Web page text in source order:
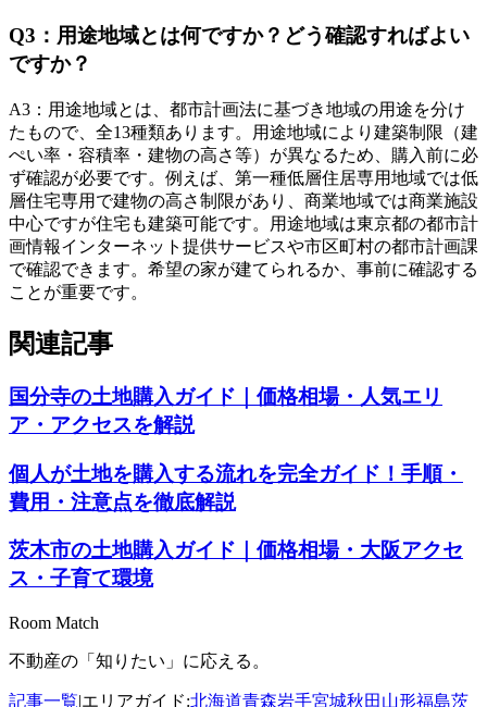
Q3 ： 用途地域とは何ですか？どう確認すればよい
ですか？
A3 ： 用途地域とは、都市計画法に基づき地域の用途を分け
たもので、全13種類あります。用途地域により建築制限（建
ぺい率・容積率・建物の高さ等）が異なるため、購入前に必
ず確認が必要です。例えば、第一種低層住居専用地域では低
層住宅専用で建物の高さ制限があり、商業地域では商業施設
中心ですが住宅も建築可能です。用途地域は東京都の都市計
画情報インターネット提供サービスや市区町村の都市計画課
で確認できます。希望の家が建てられるか、事前に確認する
ことが重要です。
関連記事
国分寺の土地購入ガイド｜価格相場・人気エリ
ア・アクセスを解説
個人が土地を購入する流れを完全ガイド！手順・
費用・注意点を徹底解説
茨木市の土地購入ガイド｜価格相場・大阪アクセ
ス・子育て環境
Room Match
不動産の「知りたい」に応える。
記事一覧|エリアガイド:北海道青森岩手宮城秋田 山形福島茨